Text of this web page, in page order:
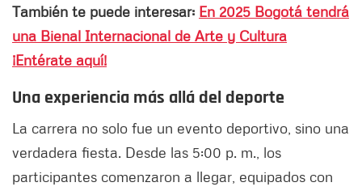
También te puede interesar: En 2025 Bogotá tendrá
una Bienal Internacional de Arte y Cultura
¡Entérate aquí!
Una experiencia más allá del deporte
La carrera no solo fue un evento deportivo, sino una
verdadera fiesta. Desde las 5:00 p. m., los
participantes comenzaron a llegar, equipados con